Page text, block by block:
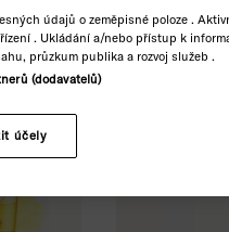
údajů o zeměpisné poloze .
. Ukládání a/nebo přístup k
průzkum publika a rozvoj služeb .
(dodavatelů)
účely